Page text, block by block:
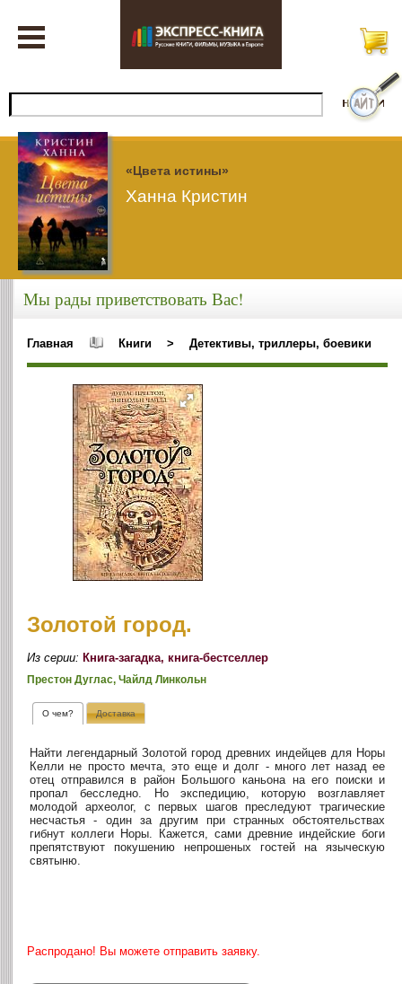
«Цвета истины»
Ханна Кристин
Мы рады приветствовать Вас!
Главная Книги > Детективы, триллеры, боевики
Золотой город.
Из серии: Книга-загадка, книга-бестселлер
Престон Дуглас, Чайлд Линкольн
О чем? Доставка
Найти легендарный Золотой город древних индейцев для Норы
Келли не просто мечта, это еще и долг - много лет назад ее
отец отправился в район Большого каньона на его поиски и
пропал бесследно. Но экспедицию, которую возглавляет
молодой археолог, с первых шагов преследуют трагические
несчастья - один за другим при странных обстоятельствах
гибнут коллеги Норы. Кажется, сами древние индейские боги
препятствуют покушению непрошеных гостей на языческую
святыню.
Распродано! Вы можете отправить заявку.